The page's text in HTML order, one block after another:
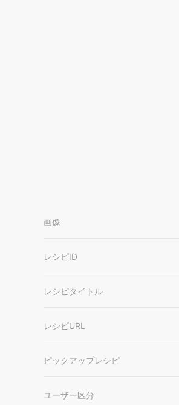
画像
レシピID
レシピタイトル
レシピURL
ピックアップレシピ
ユーザー区分